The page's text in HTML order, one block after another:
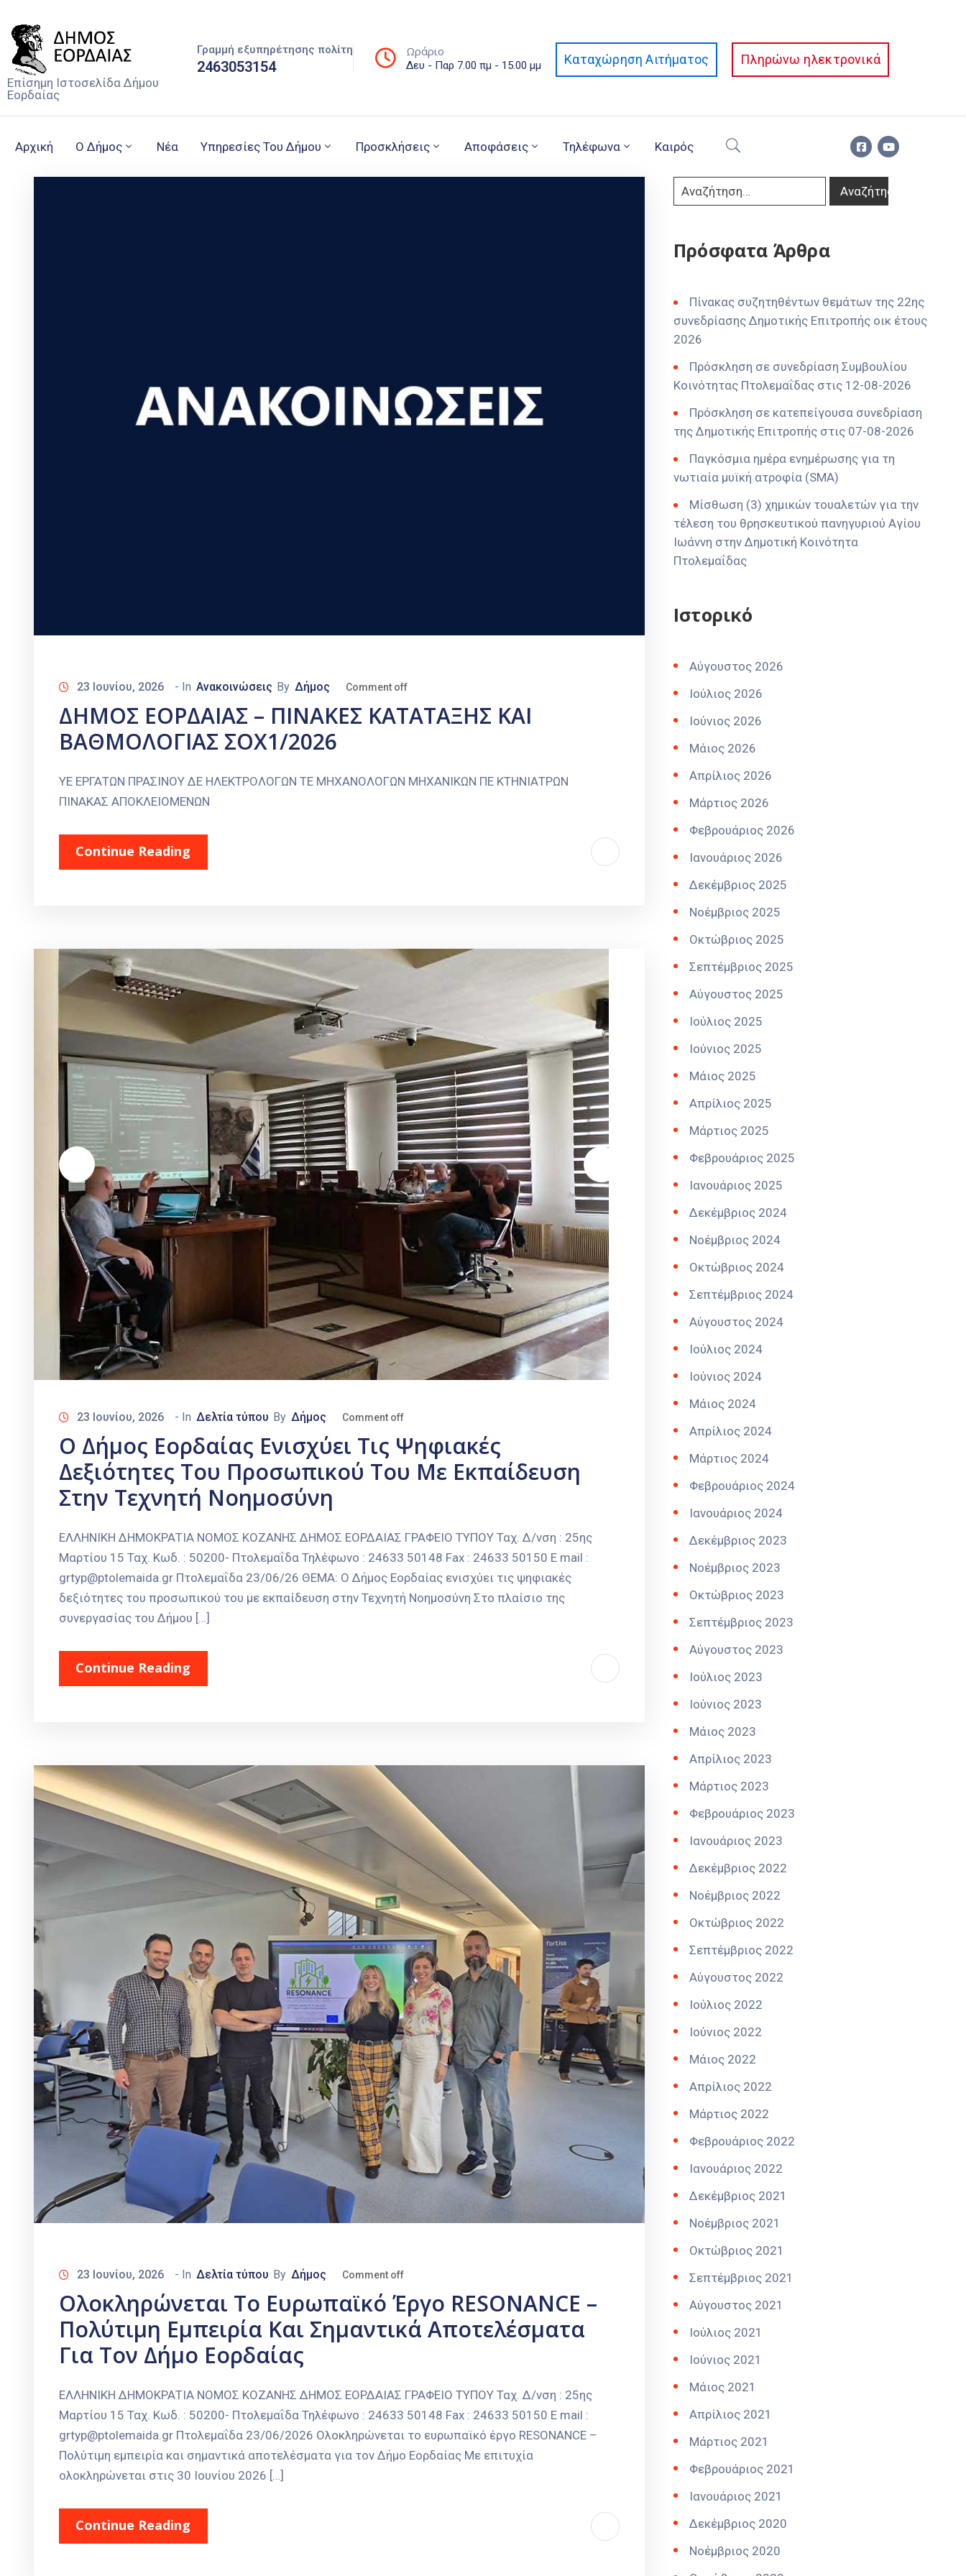
Επίσημη Ιστοσελίδα Δήμου
Εορδαίας
Γραμμή εξυπηρέτησης πολίτη
2463053154
Ωράριο
Δευ - Παρ 7.00 πμ - 15.00 μμ Καταχώρηση Αιτήματος Πληρώνω ηλεκτρονικά
Αρχική Ο Δήμος Νέα Υπηρεσίες Του Δήμου Προσκλήσεις Αποφάσεις Τηλέφωνα Καιρός
23 Ιουνίου, 2026 - In Ανακοινώσεις By Δήμος Comment off
ΔΗΜΟΣ ΕΟΡΔΑΙΑΣ – ΠΙΝΑΚΕΣ ΚΑΤΑΤΑΞΗΣ ΚΑΙ
ΒΑΘΜΟΛΟΓΙΑΣ ΣΟΧ1/2026
ΥΕ ΕΡΓΑΤΩΝ ΠΡΑΣΙΝΟΥ ΔΕ ΗΛΕΚΤΡΟΛΟΓΩΝ ΤΕ ΜΗΧΑΝΟΛΟΓΩΝ ΜΗΧΑΝΙΚΩΝ ΠΕ ΚΤΗΝΙΑΤΡΩΝ
ΠΙΝΑΚΑΣ ΑΠΟΚΛΕΙΟΜΕΝΩΝ
Continue Reading
23 Ιουνίου, 2026 - In Δελτία τύπου By Δήμος Comment off
Ο Δήμος Εορδαίας Ενισχύει Τις Ψηφιακές
Δεξιότητες Του Προσωπικού Του Με Εκπαίδευση
Στην Τεχνητή Νοημοσύνη
ΕΛΛΗΝΙΚΗ ΔΗΜΟΚΡΑΤΙΑ ΝΟΜΟΣ ΚΟΖΑΝΗΣ ΔΗΜΟΣ ΕΟΡΔΑΙΑΣ ΓΡΑΦΕΙΟ ΤΥΠΟΥ Ταχ. Δ/νση : 25ης
Μαρτίου 15 Ταχ. Κωδ. : 50200- Πτολεμαΐδα Τηλέφωνο : 24633 50148 Fax : 24633 50150 E mail :
grtyp@ptolemaida.gr Πτολεμαΐδα 23/06/26 ΘΕΜΑ: Ο Δήμος Εορδαίας ενισχύει τις ψηφιακές
δεξιότητες του προσωπικού του με εκπαίδευση στην Τεχνητή Νοημοσύνη Στο πλαίσιο της
συνεργασίας του Δήμου […]
Continue Reading
23 Ιουνίου, 2026 - In Δελτία τύπου By Δήμος Comment off
Ολοκληρώνεται Το Ευρωπαϊκό Έργο RESONANCE –
Πολύτιμη Εμπειρία Και Σημαντικά Αποτελέσματα
Για Τον Δήμο Εορδαίας
ΕΛΛΗΝΙΚΗ ΔΗΜΟΚΡΑΤΙΑ ΝΟΜΟΣ ΚΟΖΑΝΗΣ ΔΗΜΟΣ ΕΟΡΔΑΙΑΣ ΓΡΑΦΕΙΟ ΤΥΠΟΥ Ταχ. Δ/νση : 25ης
Μαρτίου 15 Ταχ. Κωδ. : 50200- Πτολεμαΐδα Τηλέφωνο : 24633 50148 Fax : 24633 50150 E mail :
grtyp@ptolemaida.gr Πτολεμαΐδα 23/06/2026 Ολοκληρώνεται το ευρωπαϊκό έργο RESONANCE –
Πολύτιμη εμπειρία και σημαντικά αποτελέσματα για τον Δήμο Εορδαίας Με επιτυχία
ολοκληρώνεται στις 30 Ιουνίου 2026 […]
Continue Reading
Πρόσφατα Άρθρα
Πίνακας συζητηθέντων θεμάτων της 22ης
συνεδρίασης Δημοτικής Επιτροπής οικ έτους
2026
Πρόσκληση σε συνεδρίαση Συμβουλίου
Κοινότητας Πτολεμαΐδας στις 12-08-2026
Πρόσκληση σε κατεπείγουσα συνεδρίαση
της Δημοτικής Επιτροπής στις 07-08-2026
Παγκόσμια ημέρα ενημέρωσης για τη
νωτιαία μυϊκή ατροφία (SMA)
Μίσθωση (3) χημικών τουαλετών για την
τέλεση του θρησκευτικού πανηγυριού Αγίου
Ιωάννη στην Δημοτική Κοινότητα
Πτολεμαΐδας
Ιστορικό
Αύγουστος 2026
Ιούλιος 2026
Ιούνιος 2026
Μάιος 2026
Απρίλιος 2026
Μάρτιος 2026
Φεβρουάριος 2026
Ιανουάριος 2026
Δεκέμβριος 2025
Νοέμβριος 2025
Οκτώβριος 2025
Σεπτέμβριος 2025
Αύγουστος 2025
Ιούλιος 2025
Ιούνιος 2025
Μάιος 2025
Απρίλιος 2025
Μάρτιος 2025
Φεβρουάριος 2025
Ιανουάριος 2025
Δεκέμβριος 2024
Νοέμβριος 2024
Οκτώβριος 2024
Σεπτέμβριος 2024
Αύγουστος 2024
Ιούλιος 2024
Ιούνιος 2024
Μάιος 2024
Απρίλιος 2024
Μάρτιος 2024
Φεβρουάριος 2024
Ιανουάριος 2024
Δεκέμβριος 2023
Νοέμβριος 2023
Οκτώβριος 2023
Σεπτέμβριος 2023
Αύγουστος 2023
Ιούλιος 2023
Ιούνιος 2023
Μάιος 2023
Απρίλιος 2023
Μάρτιος 2023
Φεβρουάριος 2023
Ιανουάριος 2023
Δεκέμβριος 2022
Νοέμβριος 2022
Οκτώβριος 2022
Σεπτέμβριος 2022
Αύγουστος 2022
Ιούλιος 2022
Ιούνιος 2022
Μάιος 2022
Απρίλιος 2022
Μάρτιος 2022
Φεβρουάριος 2022
Ιανουάριος 2022
Δεκέμβριος 2021
Νοέμβριος 2021
Οκτώβριος 2021
Σεπτέμβριος 2021
Αύγουστος 2021
Ιούλιος 2021
Ιούνιος 2021
Μάιος 2021
Απρίλιος 2021
Μάρτιος 2021
Φεβρουάριος 2021
Ιανουάριος 2021
Δεκέμβριος 2020
Νοέμβριος 2020